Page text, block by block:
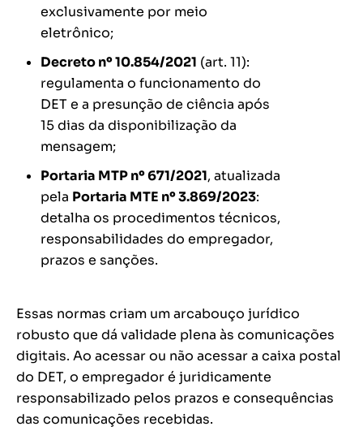
exclusivamente por meio
eletrônico;
Decreto nº 10.854/2021 (art. 11):
regulamenta o funcionamento do
DET e a presunção de ciência após
15 dias da disponibilização da
mensagem;
Portaria MTP nº 671/2021, atualizada
pela Portaria MTE nº 3.869/2023:
detalha os procedimentos técnicos,
responsabilidades do empregador,
prazos e sanções.
Essas normas criam um arcabouço jurídico
robusto que dá validade plena às comunicações
digitais. Ao acessar ou não acessar a caixa postal
do DET, o empregador é juridicamente
responsabilizado pelos prazos e consequências
das comunicações recebidas.